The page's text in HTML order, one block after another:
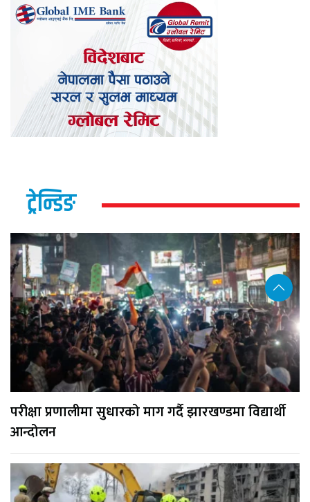
ट्रेन्डिङ
परीक्षा प्रणालीमा सुधारको माग गर्दै झारखण्डमा विद्यार्थी
आन्दोलन